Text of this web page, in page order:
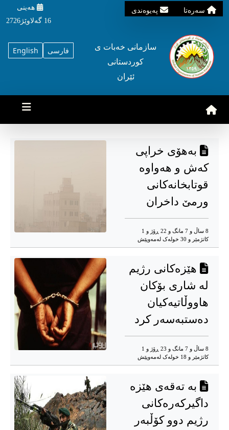
سه‌ره‌تا په‌یوه‌ندی
هه‌ینی
16 گه‌لاوێژ2726
English فارسی
سازمانی خه‌بات ی
کوردستانی
ئێران
بەهۆی خراپی
کەش و هەواوە
قوتابخانەکانی
ورمێ داخران
8 ساڵ و 7 مانگ و 22 ڕۆژ و 1
کاتژمێر و 30 خوله‌ک له‌مه‌وپێش‌
هێزەکانی رژیم
لە شاری بۆکان
هاووڵاتیەکیان
دەستبەسەر کرد
8 ساڵ و 7 مانگ و 23 ڕۆژ و 1
کاتژمێر و 18 خوله‌ک له‌مه‌وپێش‌
بە تەقەی هێزە
داگیرکەرەکانی
رژیم دوو کۆڵبەر